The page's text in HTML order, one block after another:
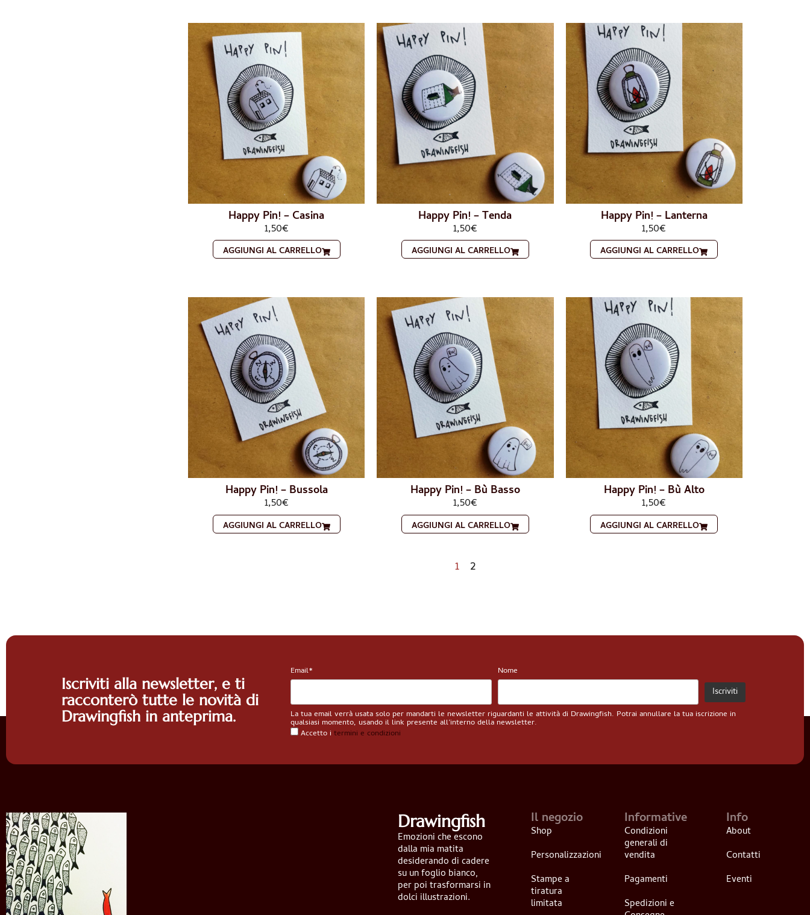
Happy Pin! – Casina
1,50€
AGGIUNGI AL CARRELLO
Happy Pin! – Tenda
1,50€
AGGIUNGI AL CARRELLO
Happy Pin! – Lanterna
1,50€
AGGIUNGI AL CARRELLO
Happy Pin! – Bussola
1,50€
AGGIUNGI AL CARRELLO
Happy Pin! – Bù Basso
1,50€
AGGIUNGI AL CARRELLO
Happy Pin! – Bù Alto
1,50€
AGGIUNGI AL CARRELLO
1 2
Iscriviti alla newsletter, e ti
racconterò tutte le novità di
Drawingfish in anteprima.
Email* Nome
La tua email verrà usata solo per mandarti le newsletter riguardanti le attività di Drawingfish. Potrai annullare la tua iscrizione in
qualsiasi momento, usando il link presente all’interno della newsletter.
Accetto itermini e condizioni
Drawingfish
Emozioni che escono
dalla mia matita
desiderando di cadere
su un foglio bianco,
per poi trasformarsi in
dolci illustrazioni.
Il negozio
Shop
Personalizzazioni
Stampe a
tiratura
limitata
Informative
Condizioni
generali di
vendita
Pagamenti
Spedizioni e
Info
About
Contatti
Eventi